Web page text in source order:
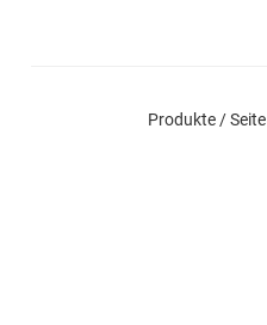
Produkte / Seite